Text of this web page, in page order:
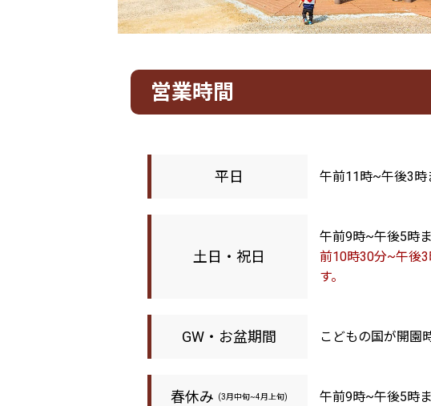
営業時間
平日 午前11時~午後3時
土日・祝日
午前9時~午後5時
前10時30分~午後
す。
GW・お盆期間 こどもの国が開園
春休み (3月中旬~4月上旬) 午前9時~午後5時